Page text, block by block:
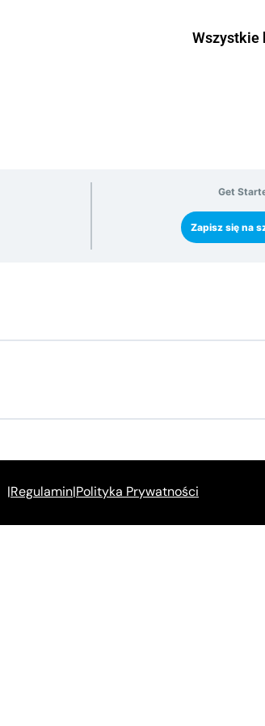
Wszystkie
Get
Zapisz się na
|Regulamin|Polityka Prywatności